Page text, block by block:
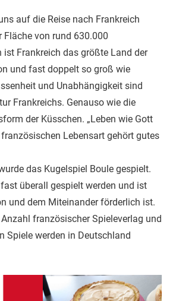
auf die Reise nach Frankreich
Fläche von rund 630.000
ist Frankreich das größte Land der
und fast doppelt so groß wie
und Unabhängigkeit sind
Frankreichs. Genauso wie die
der Küsschen. „Leben wie Gott
französischen Lebensart gehört gutes
das Kugelspiel Boule gespielt.
überall gespielt werden und ist
und dem Miteinander förderlich ist.
französischer Spieleverlag und
Spiele werden in Deutschland